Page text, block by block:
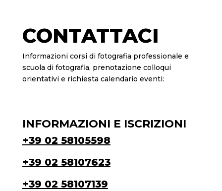
CONTATTACI
Informazioni corsi di fotografia professionale e
scuola di fotografia, prenotazione colloqui
orientativi e richiesta calendario eventi:
INFORMAZIONI E ISCRIZIONI
+39 02 58105598
+39 02 58107623
+39 02 58107139